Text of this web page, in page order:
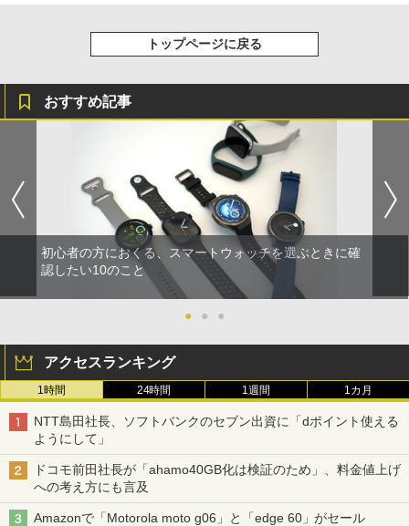
トップページに戻る
おすすめ記事
初心者の方におくる、スマートウォッチを選ぶときに確
認したい10のこと
● ● ●
アクセスランキング
1時間 24時間 1週間 1カ月
NTT島田社長、ソフトバンクのセブン出資に「dポイント使える
ようにして」
ドコモ前田社長が「ahamo40GB化は検証のため」、料金値上げ
への考え方にも言及
Amazonで「Motorola moto g06」と「edge 60」がセール